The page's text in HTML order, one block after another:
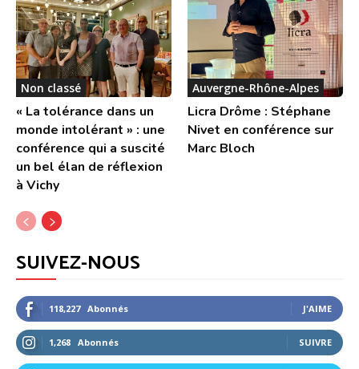
Non classé
« La tolérance dans un
monde intolérant » : une
conférence qui a suscité
un bel élan de réflexion
à Vichy
Auvergne-Rhône-Alpes
Licra Drôme : Stéphane
Nivet en conférence sur
Marc Bloch
SUIVEZ-NOUS
118,227 Abonnés J'AIME
1,268 Abonnés SUIVRE